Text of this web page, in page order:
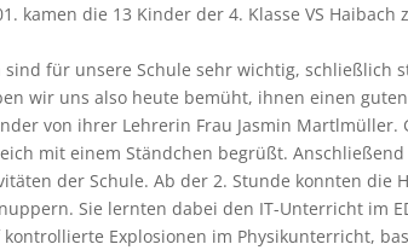
kamen die 13 Kinder der 4. Klasse VS
sind für unsere Schule sehr wichtig, schließlich
wir uns also heute bemüht, ihnen einen
von ihrer Lehrerin Frau Jasmin
mit einem Ständchen begrüßt.
der Schule. Ab der 2. Stunde konnten die
Sie lernten dabei den IT-Unterricht im
Explosionen im Physikunterricht,